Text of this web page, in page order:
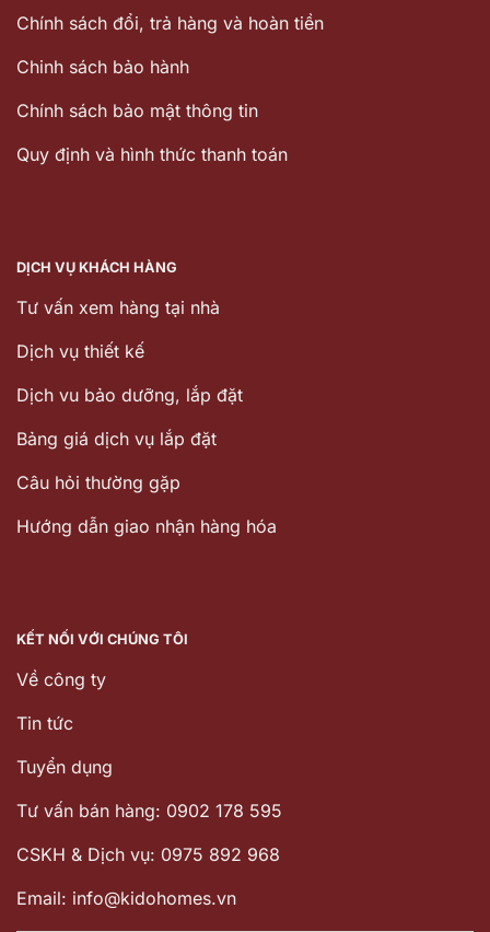
Chính sách đổi, trả hàng và hoàn tiền
Chinh sách bảo hành
Chính sách bảo mật thông tin
Quy định và hình thức thanh toán
DỊCH VỤ KHÁCH HÀNG
Tư vấn xem hàng tại nhà
Dịch vụ thiết kế
Dịch vu bảo dưỡng, lắp đặt
Bảng giá dịch vụ lắp đặt
Câu hỏi thường gặp
Hướng dẫn giao nhận hàng hóa
KẾT NỐI VỚI CHÚNG TÔI
Về công ty
Tin tức
Tuyển dụng
Tư vấn bán hàng: 0902 178 595
CSKH & Dịch vụ: 0975 892 968
Email: info@kidohomes.vn